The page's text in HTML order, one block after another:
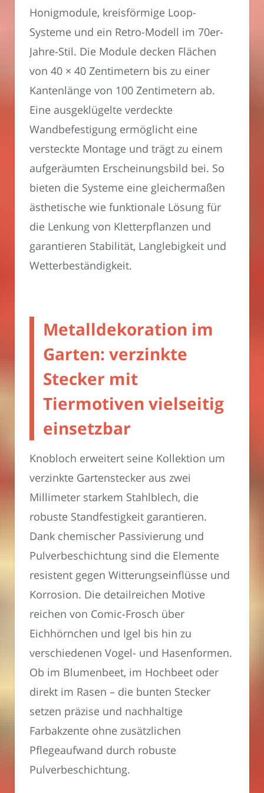
Honigmodule, kreisförmige Loop-
Systeme und ein Retro-Modell im 70er-
Jahre-Stil. Die Module decken Flächen
von 40 × 40 Zentimetern bis zu einer
Kantenlänge von 100 Zentimetern ab.
Eine ausgeklügelte verdeckte
Wandbefestigung ermöglicht eine
versteckte Montage und trägt zu einem
aufgeräumten Erscheinungsbild bei. So
bieten die Systeme eine gleichermaßen
ästhetische wie funktionale Lösung für
die Lenkung von Kletterpflanzen und
garantieren Stabilität, Langlebigkeit und
Wetterbeständigkeit.
Metalldekoration im
Garten: verzinkte
Stecker mit
Tiermotiven vielseitig
einsetzbar
Knobloch erweitert seine Kollektion um
verzinkte Gartenstecker aus zwei
Millimeter starkem Stahlblech, die
robuste Standfestigkeit garantieren.
Dank chemischer Passivierung und
Pulverbeschichtung sind die Elemente
resistent gegen Witterungseinflüsse und
Korrosion. Die detailreichen Motive
reichen von Comic-Frosch über
Eichhörnchen und Igel bis hin zu
verschiedenen Vogel- und Hasenformen.
Ob im Blumenbeet, im Hochbeet oder
direkt im Rasen – die bunten Stecker
setzen präzise und nachhaltige
Farbakzente ohne zusätzlichen
Pflegeaufwand durch robuste
Pulverbeschichtung.